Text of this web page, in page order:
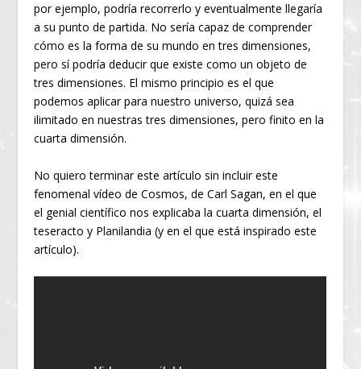
por ejemplo, podría recorrerlo y eventualmente llegaría
a su punto de partida. No sería capaz de comprender
cómo es la forma de su mundo en tres dimensiones,
pero sí podría deducir que existe como un objeto de
tres dimensiones. El mismo principio es el que
podemos aplicar para nuestro universo, quizá sea
ilimitado en nuestras tres dimensiones, pero finito en la
cuarta dimensión.
No quiero terminar este artículo sin incluir este
fenomenal vídeo de Cosmos, de Carl Sagan, en el que
el genial científico nos explicaba la cuarta dimensión, el
teseracto y Planilandia (y en el que está inspirado este
artículo).